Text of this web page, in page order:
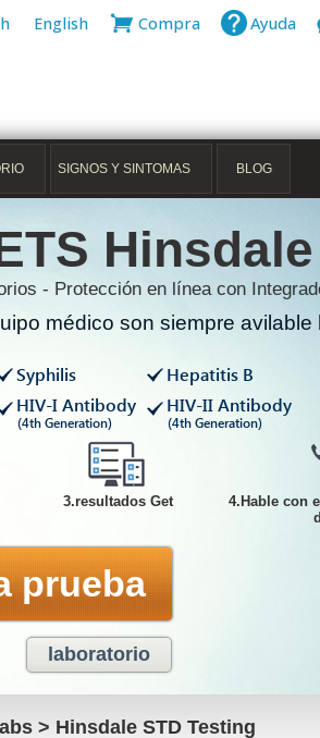
English Compra Ayuda
SIGNOS Y SINTOMAS BLOG
Hinsdale
- Protección en línea con
médico son siempre avilable
Syphilis
Hepatitis B
HIV-I Antibody
(4th Generation)
HIV-II Antibody
(4th Generation)
3.resultados Get
4.Hable con
prueba
laboratorio
> Hinsdale STD Testing